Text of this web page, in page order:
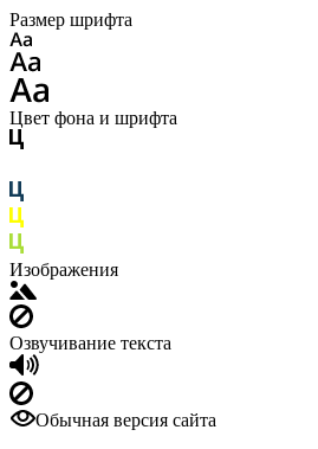
Размер шрифта
Цвет фона и шрифта
Изображения
Озвучивание текста
Обычная версия сайта